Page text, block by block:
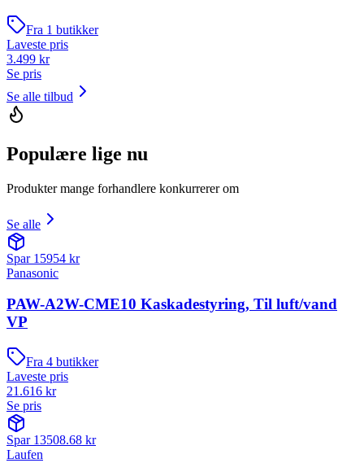
Fra 1 butikker
Laveste pris
3.499 kr
Se pris
Se alle tilbud
Populære lige nu
Produkter mange forhandlere konkurrerer om
Se alle
Spar 15954 kr
Panasonic
PAW-A2W-CME10 Kaskadestyring, Til luft/vand
VP
Fra 4 butikker
Laveste pris
21.616 kr
Se pris
Spar 13508.68 kr
Laufen